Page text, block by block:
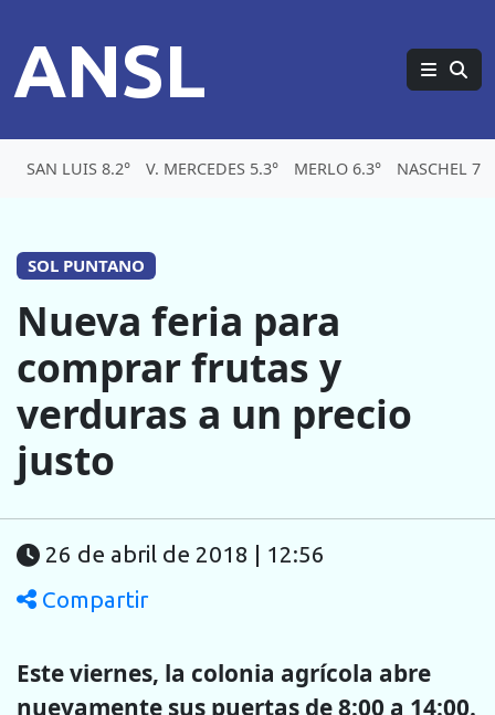
ANSL
SAN LUIS 8.2° V. MERCEDES 5.3° MERLO 6.3° NASCHEL
SOL PUNTANO
Nueva feria para
comprar frutas y
verduras a un precio
justo
26 de abril de 2018 | 12:56
Compartir
Este viernes, la colonia agrícola abre
nuevamente sus puertas de 8:00 a 14:00.